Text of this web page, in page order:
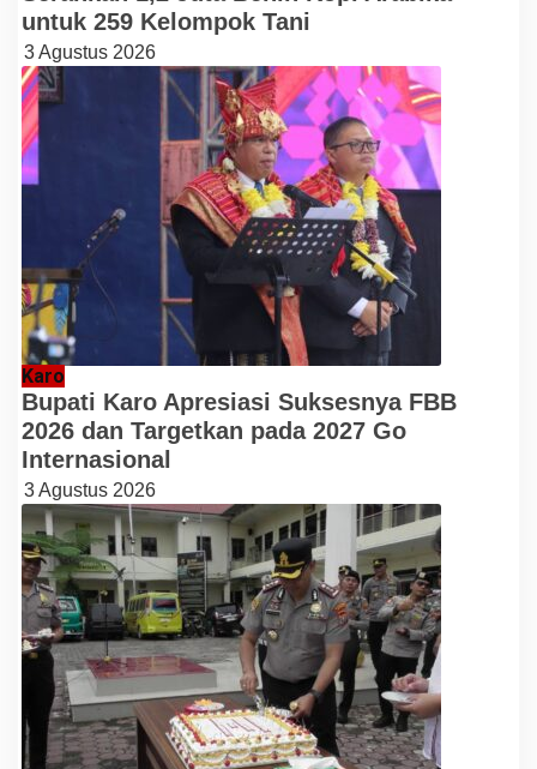
untuk 259 Kelompok Tani
3 Agustus 2026
Karo
Bupati Karo Apresiasi Suksesnya FBB
2026 dan Targetkan pada 2027 Go
Internasional
3 Agustus 2026